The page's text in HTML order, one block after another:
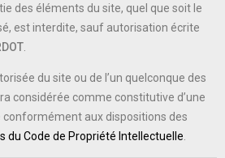
des éléments du site, quel que soit le
est interdite, sauf autorisation écrite
du site ou de l’un quelconque des
considérée comme constitutive d’une
aux dispositions des
du Code de Propriété Intellectuelle